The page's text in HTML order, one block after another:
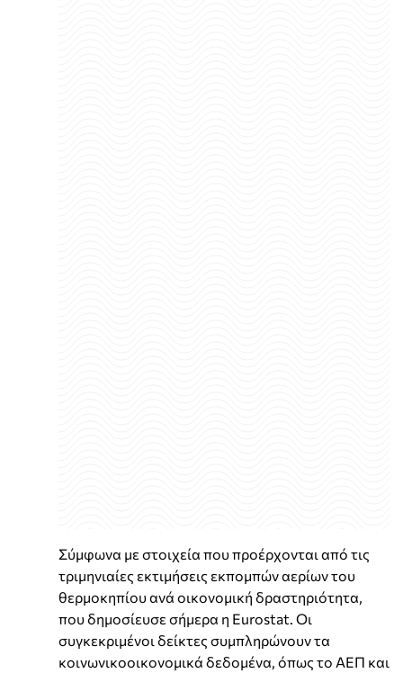
Σύμφωνα με στοιχεία που προέρχονται από τις
τριμηνιαίες εκτιμήσεις εκπομπών αερίων του
θερμοκηπίου ανά οικονομική δραστηριότητα,
που δημοσίευσε σήμερα η Eurostat. Οι
συγκεκριμένοι δείκτες συμπληρώνουν τα
κοινωνικοοικονομικά δεδομένα, όπως το ΑΕΠ και